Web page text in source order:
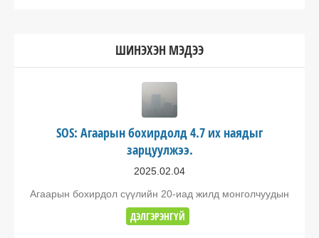
ШИНЭХЭН МЭДЭЭ
SOS: Агаарын бохирдолд 4.7 их наядыг
зарцуулжээ.
2025.02.04
Агаарын бохирдол сүүлийн 20-иад жилд монголчуудын
ДЭЛГЭРЭНГҮЙ